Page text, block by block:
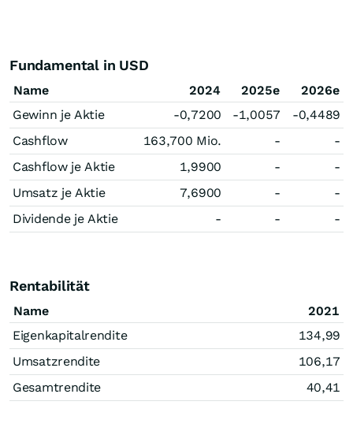
Fundamental in USD
Name 2024 2025e
2026e
Gewinn je Aktie
-0,7200 -1,0057
-0,4489
Cashflow
163,700 Mio. -
-
Cashflow je Aktie
1,9900 -
-
Umsatz je Aktie
7,6900 -
-
Dividende je Aktie
- - -
Rentabilität
Name
2021
Eigenkapitalrendite
134,99
Umsatzrendite
106,17
Gesamtrendite
40,41